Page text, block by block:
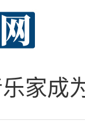
家成